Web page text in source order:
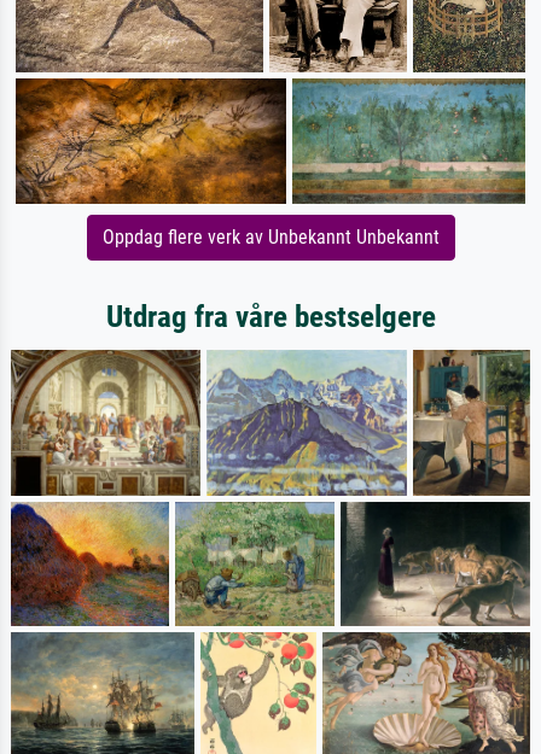
Oppdag flere verk av Unbekannt Unbekannt
Utdrag fra våre bestselgere